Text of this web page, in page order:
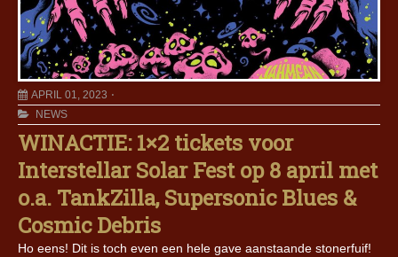
APRIL 01, 2023
NEWS
WINACTIE: 1×2 tickets voor
Interstellar Solar Fest op 8 april met
o.a. TankZilla, Supersonic Blues &
Cosmic Debris
Ho eens! Dit is toch even een hele gave aanstaande stonerfuif!